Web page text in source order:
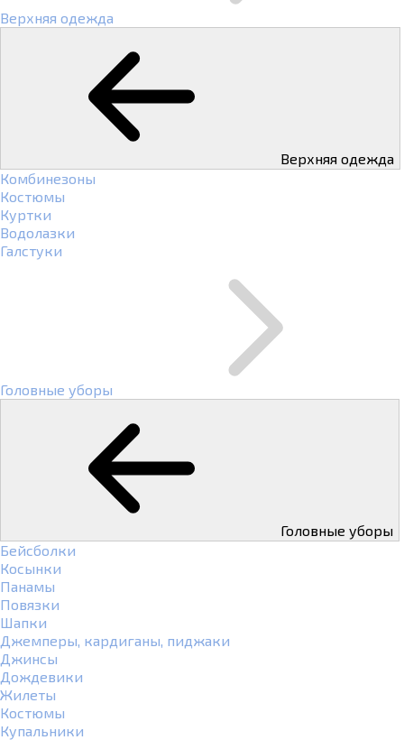
Верхняя одежда
Верхняя одежда
Комбинезоны
Костюмы
Куртки
Водолазки
Галстуки
Головные уборы
Головные уборы
Бейсболки
Косынки
Панамы
Повязки
Шапки
Джемперы, кардиганы, пиджаки
Джинсы
Дождевики
Жилеты
Костюмы
Купальники